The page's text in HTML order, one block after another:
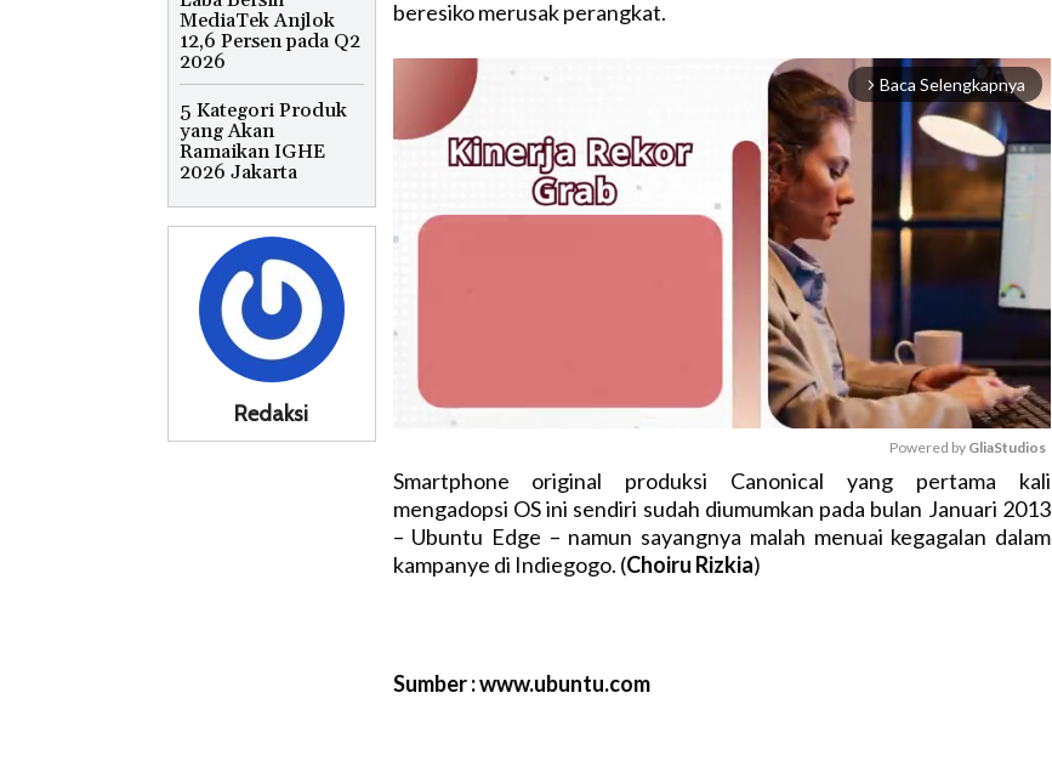
MediaTek Anjlok
12,6 Persen pada Q2
2026
5 Kategori Produk
yang Akan
Ramaikan IGHE
2026 Jakarta
Redaksi
beresiko merusak perangkat.
arrow_forward_ios Baca Selengkapnya
M
u
Powered by GliaStudios
Smartphone original produksi Canonical yang pertama kali
mengadopsi OS ini sendiri sudah diumumkan pada bulan Januari 2013
– Ubuntu Edge – namun sayangnya malah menuai kegagalan dalam
kampanye di Indiegogo. (Choiru Rizkia)
Sumber : www.ubuntu.com